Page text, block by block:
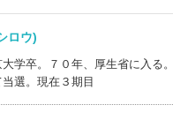
ロウ)
学卒。７０年、厚生省に入る
選。現在３期目